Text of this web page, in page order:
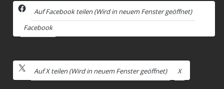
Auf Facebook teilen (Wird in neuem Fenster geöffnet)
Facebook
Auf X teilen (Wird in neuem Fenster geöffnet) X